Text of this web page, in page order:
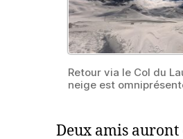
Retour via le Col du
neige est
Deux amis